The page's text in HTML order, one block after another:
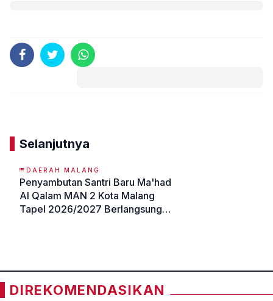
Selanjutnya
DAERAH MALANG
Penyambutan Santri Baru Ma'had
Al Qalam MAN 2 Kota Malang
Tapel 2026/2027 Berlangsung
DIREKOMENDASIKAN